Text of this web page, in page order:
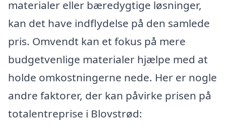
materialer eller bæredygtige løsninger,
kan det have indflydelse på den samlede
pris. Omvendt kan et fokus på mere
budgetvenlige materialer hjælpe med at
holde omkostningerne nede. Her er nogle
andre faktorer, der kan påvirke prisen på
totalentreprise i Blovstrød: